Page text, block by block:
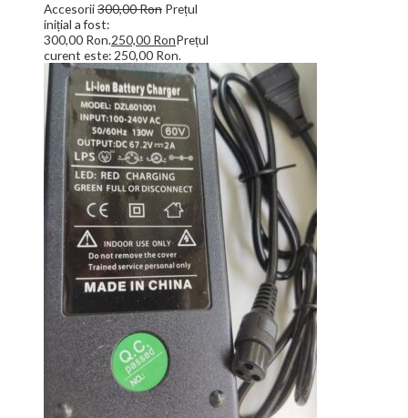
Accesorii300,00Ron Prețul
inițial a fost:
300,00 Ron.250,00 RonPrețul
curent este: 250,00 Ron.